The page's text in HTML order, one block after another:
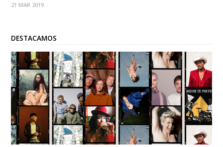
Otoño, que se realizará el próximo 4 de mayo en
21 MAR 2019
DESTACAMOS